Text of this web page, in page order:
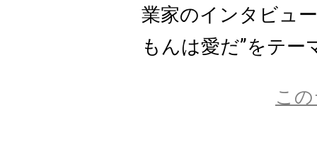
業家のインタビュ
もんは愛だ”をテー
こ